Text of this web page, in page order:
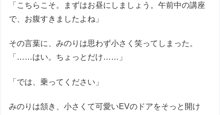
「こちらこそ。まずはお昼にしましょう。午前中の講座
で、お腹すきましたよね」
その言葉に、みのりは思わず小さく笑ってしまった。
「……はい。ちょっとだけ……」
「では、乗ってください」
みのりは頷き、小さくて可愛いEVのドアをそっと開け